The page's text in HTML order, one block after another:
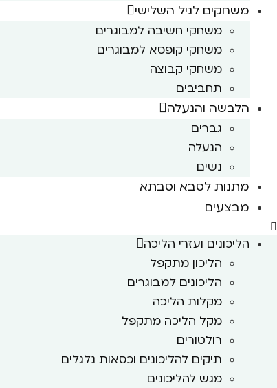
משחקים לגיל השלישי
משחקי חשיבה למבוגרים
משחקי קופסא למבוגרים
משחקי קבוצה
תחביבים
הלבשה והנעלה
גברים
הנעלה
נשים
מתנות לסבא וסבתא
מבצעים
הליכונים ועזרי הליכה
הליכון מתקפל
הליכונים למבוגרים
מקלות הליכה
מקל הליכה מתקפל
רולטורים
תיקים להליכונים וכסאות גלגלים
מגש להליכונים